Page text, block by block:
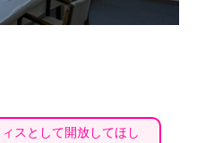
スとして開放してほし